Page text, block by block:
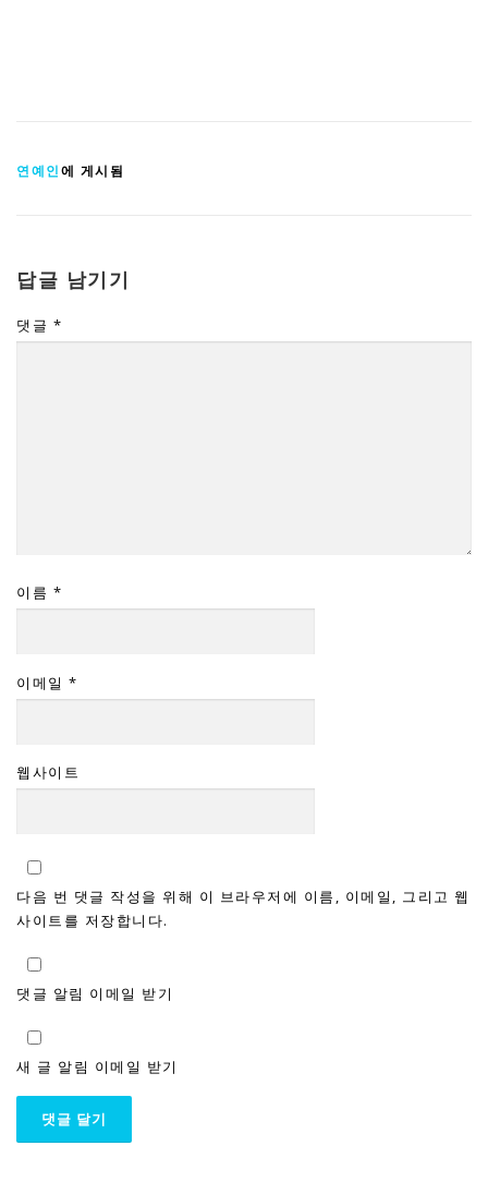
연예인에 게시됨
답글 남기기
댓글 *
이름 *
이메일 *
웹사이트
다음 번 댓글 작성을 위해 이 브라우저에 이름, 이메일, 그리고 웹
사이트를 저장합니다.
댓글 알림 이메일 받기
새 글 알림 이메일 받기